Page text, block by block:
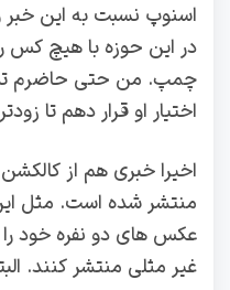
اسنوپ نسبت به این
در این حوزه با هیچ کس
چمپ. من حتی حاضرم
اختیار او قرار دهم تا
اخیرا خبری هم از
منتشر شده است. مثل
عکس های دو نفره خود
غیر مثلی منتشر کنند.